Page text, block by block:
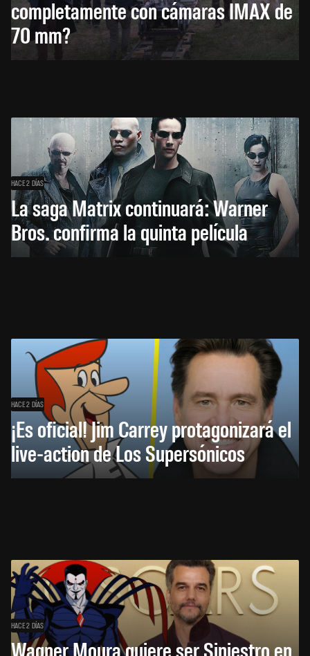
completamente con cámaras IMAX de
70 mm?
HACE 2 DÍAS
La saga Matrix continuará: Warner
Bros. confirma la quinta película
HACE 2 DÍAS
¡Es oficial! Jim Carrey protagonizará el
live-action de Los Supersónicos
HACE 2 DÍAS
Wagner Moura quiere ser Siniestro en